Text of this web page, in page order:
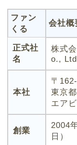
ファン
くる
会社概
正式社
名
株式
o.,
本社
〒
東京
エア
創業
2004
日）